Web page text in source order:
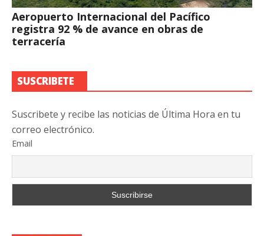
Aeropuerto Internacional del Pacífico
registra 92 % de avance en obras de
terracería
SUSCRIBETE
Suscribete y recibe las noticias de Última Hora en tu
correo electrónico.
Email